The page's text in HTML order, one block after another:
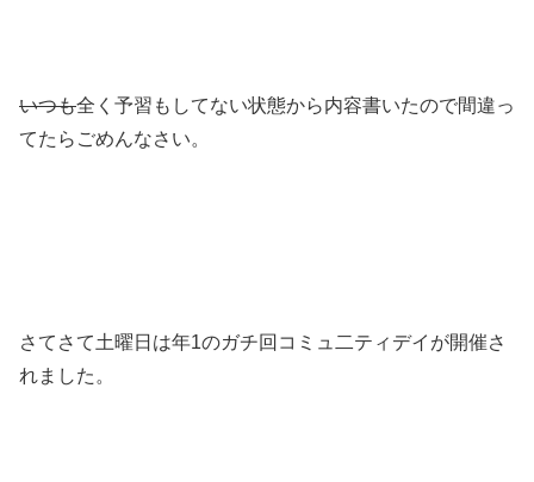
いつも全く予習もしてない状態から内容書いたので間違っ
てたらごめんなさい。
さてさて土曜日は年1のガチ回コミュ二ティデイが開催さ
れました。